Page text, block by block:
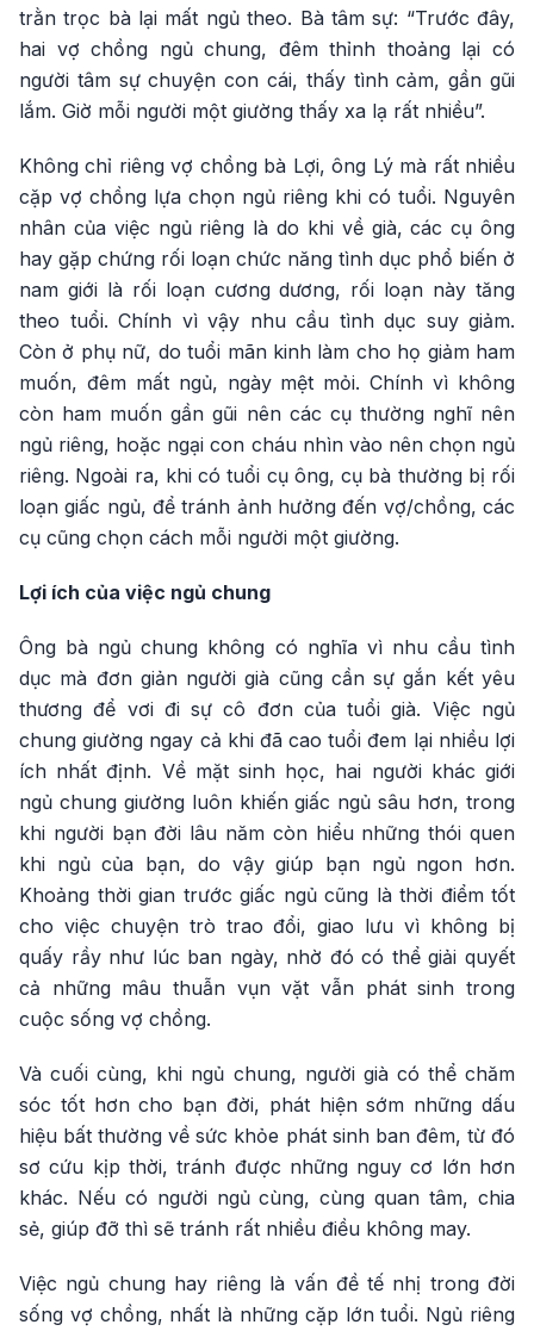
trằn trọc bà lại mất ngủ theo. Bà tâm sự: “Trước đây,
hai vợ chồng ngủ chung, đêm thỉnh thoảng lại có
người tâm sự chuyện con cái, thấy tình cảm, gần gũi
lắm. Giờ mỗi người một giường thấy xa lạ rất nhiều”.
Không chỉ riêng vợ chồng bà Lợi, ông Lý mà rất nhiều
cặp vợ chồng lựa chọn ngủ riêng khi có tuổi. Nguyên
nhân của việc ngủ riêng là do khi về già, các cụ ông
hay gặp chứng rối loạn chức năng tình dục phổ biến ở
nam giới là rối loạn cương dương, rối loạn này tăng
theo tuổi. Chính vì vậy nhu cầu tình dục suy giảm.
Còn ở phụ nữ, do tuổi mãn kinh làm cho họ giảm ham
muốn, đêm mất ngủ, ngày mệt mỏi. Chính vì không
còn ham muốn gần gũi nên các cụ thường nghĩ nên
ngủ riêng, hoặc ngại con cháu nhìn vào nên chọn ngủ
riêng. Ngoài ra, khi có tuổi cụ ông, cụ bà thường bị rối
loạn giấc ngủ, để tránh ảnh hưởng đến vợ/chồng, các
cụ cũng chọn cách mỗi người một giường.
Lợi ích của việc ngủ chung
Ông bà ngủ chung không có nghĩa vì nhu cầu tình
dục mà đơn giản người già cũng cần sự gắn kết yêu
thương để vơi đi sự cô đơn của tuổi già. Việc ngủ
chung giường ngay cả khi đã cao tuổi đem lại nhiều lợi
ích nhất định. Về mặt sinh học, hai người khác giới
ngủ chung giường luôn khiến giấc ngủ sâu hơn, trong
khi người bạn đời lâu năm còn hiểu những thói quen
khi ngủ của bạn, do vậy giúp bạn ngủ ngon hơn.
Khoảng thời gian trước giấc ngủ cũng là thời điểm tốt
cho việc chuyện trò trao đổi, giao lưu vì không bị
quấy rầy như lúc ban ngày, nhờ đó có thể giải quyết
cả những mâu thuẫn vụn vặt vẫn phát sinh trong
cuộc sống vợ chồng.
Và cuối cùng, khi ngủ chung, người già có thể chăm
sóc tốt hơn cho bạn đời, phát hiện sớm những dấu
hiệu bất thường về sức khỏe phát sinh ban đêm, từ đó
sơ cứu kịp thời, tránh được những nguy cơ lớn hơn
khác. Nếu có người ngủ cùng, cùng quan tâm, chia
sẻ, giúp đỡ thì sẽ tránh rất nhiều điều không may.
Việc ngủ chung hay riêng là vấn đề tế nhị trong đời
sống vợ chồng, nhất là những cặp lớn tuổi. Ngủ riêng